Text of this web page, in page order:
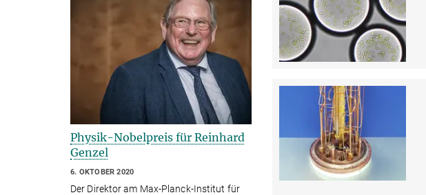
Physik-Nobelpreis für Reinhard
Genzel
6. OKTOBER 2020
Der Direktor am Max-Planck-Institut für